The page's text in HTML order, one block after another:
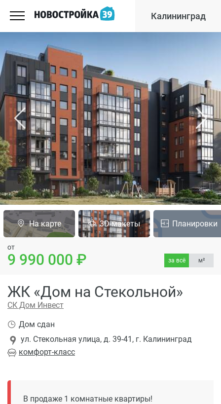
Калининград
На карте 3D-макеты Планировки
ЖК «Дом на Стекольной»
СК Дом Инвест
комфорт-класс
ул. Стекольная улица, д. 39-41, г. Калининград
Дом сдан
от
9 990 000 за всё м²
В продаже 1 комнатные квартиры!